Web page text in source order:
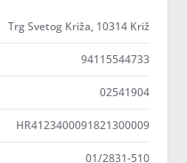
Trg Svetog Križa, 10314 Križ
94115544733
02541904
HR4123400091821300009
01/2831-510